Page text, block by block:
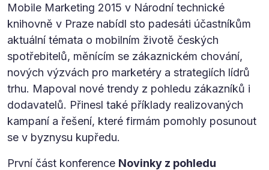
Mobile Marketing 2015 v Národní technické
knihovně v Praze nabídl sto padesáti účastníkům
aktuální témata o mobilním životě českých
spotřebitelů, měnícím se zákaznickém chování,
nových výzvách pro marketéry a strategiích lídrů
trhu. Mapoval nové trendy z pohledu zákazníků i
dodavatelů. Přinesl také příklady realizovaných
kampaní a řešení, které firmám pomohly posunout
se v byznysu kupředu.
První část konference Novinky z pohledu